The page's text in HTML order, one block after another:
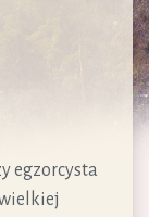
egzorcysta